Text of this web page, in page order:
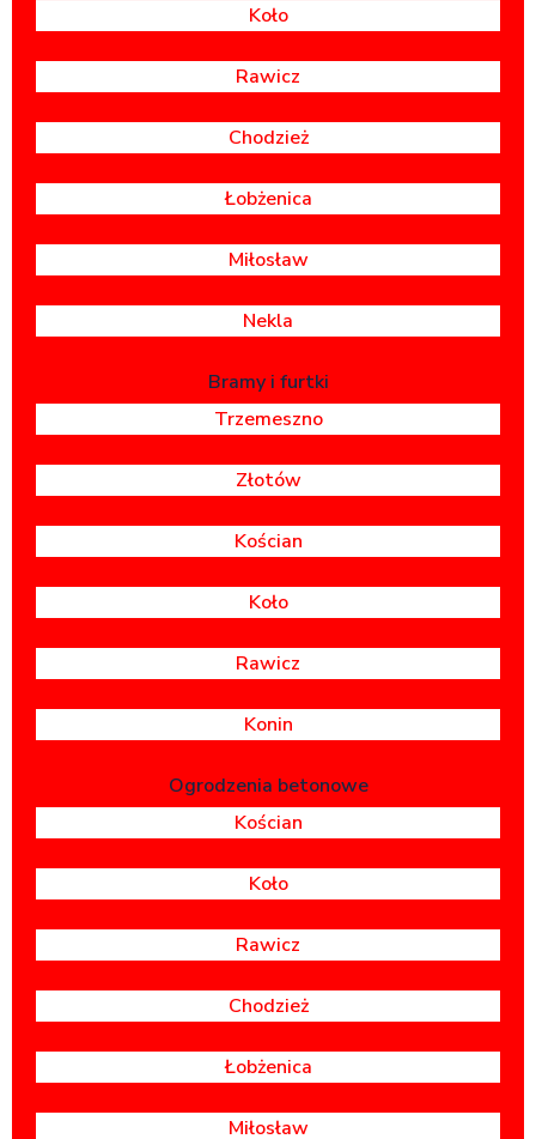
Koło
Rawicz
Chodzież
Łobżenica
Miłosław
Nekla
Bramy i furtki
Trzemeszno
Złotów
Kościan
Koło
Rawicz
Konin
Ogrodzenia betonowe
Kościan
Koło
Rawicz
Chodzież
Łobżenica
Miłosław